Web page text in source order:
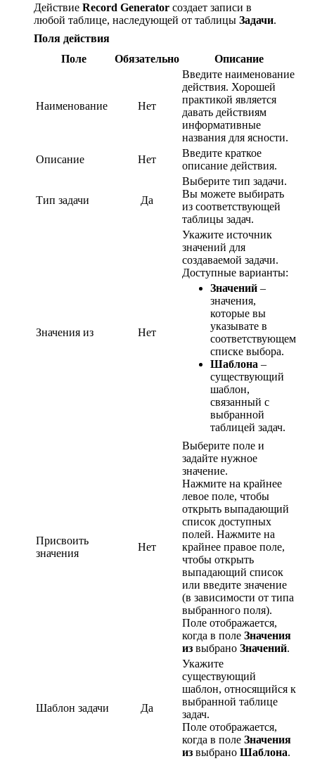
Действие Record Generator создает записи в
любой таблице, наследующей от таблицы Задачи.
Поля действия
Поле
Обязательно Описание
Наименование Нет
Введите наименование
действия. Хорошей
практикой является
давать действиям
информативные
названия для ясности.
Описание
Нет
Введите краткое
описание действия.
Тип задачи Да
Выберите тип задачи.
Вы можете выбирать
из соответствующей
таблицы задач.
Значения из Нет
Укажите источник
значений для
создаваемой задачи.
Доступные варианты:
Значений –
значения,
которые вы
указывате в
соответствующем
списке выбора.
Шаблона –
существующий
шаблон,
связанный с
выбранной
таблицей задач.
Присвоить
значения
Нет
Выберите поле и
задайте нужное
значение.
Нажмите на крайнее
левое поле, чтобы
открыть выпадающий
список доступных
полей. Нажмите на
крайнее правое поле,
чтобы открыть
выпадающий список
или введите значение
(в зависимости от типа
выбранного поля).
Поле отображается,
когда в поле Значения
из выбрано Значений.
Шаблон задачи Да
Укажите
существующий
шаблон, относящийся к
выбранной таблице
задач.
Поле отображается,
когда в поле Значения
из выбрано Шаблона.